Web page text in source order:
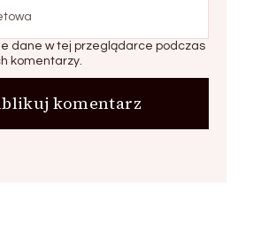
dane w tej przeglądarce podczas
komentarzy.